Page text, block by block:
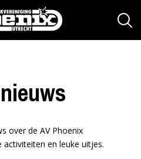
over de AV Phoenix
en leuke uitjes.